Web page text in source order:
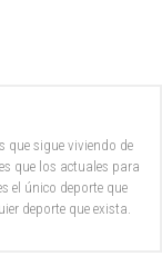
que sigue viviendo de
que los actuales para
el único deporte que
deporte que exista.